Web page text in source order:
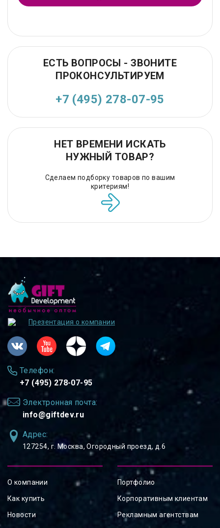
ЕСТЬ ВОПРОСЫ - ЗВОНИТЕ
ПРОКОНСУЛЬТИРУЕМ
+7 (495) 278-07-95
НЕТ ВРЕМЕНИ ИСКАТЬ
НУЖНЫЙ ТОВАР?
Сделаем подборку товаров по вашим
критериям!
Презентация о компании
Телефон:
+7 (495) 278-07-95
Электронная почта:
info@giftdev.ru
Адрес:
127254, ⁠г. Москва, Огородный проезд, д.6
О компании
Как купить
Новости
Портфолио
Корпоративным клиентам
Рекламным агентствам